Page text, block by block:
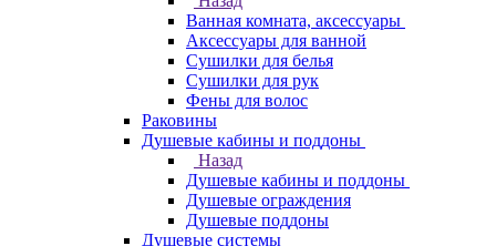
Ванная комната, аксессуары
Аксессуары для ванной
Сушилки для белья
Сушилки для рук
Фены для волос
Раковины
Душевые кабины и поддоны
Назад
Душевые кабины и поддоны
Душевые ограждения
Душевые поддоны
Душевые системы